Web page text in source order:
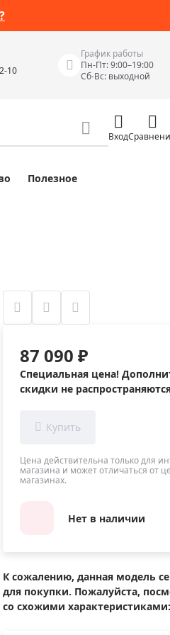
10
График работы
Пн-Пт: 9:00–19:00
Сб-Вс: выходной
Измерительные
Приборы
Приборы теплового
Детекторы проводки
Влагомеры (датчики
Измерители
Термометры
Видеоэндоскопы
Металлоискатели
Теодолиты
Вход
Полезное
87 090 ₽
Специальная цена!
скидки не
Цена действительна только для
магазина и может отличаться от
магазинах.
Нет в наличии
К сожалению, данная модель
для покупки. Пожалуйста,
со схожими характеристиками: